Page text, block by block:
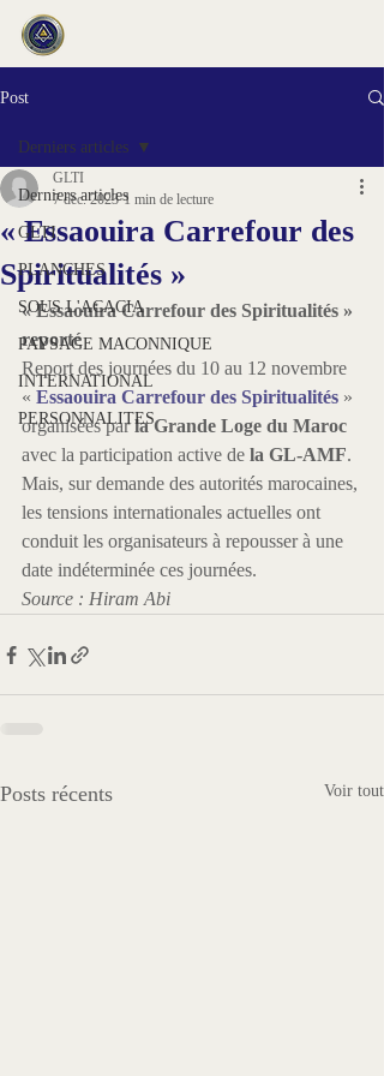
Post
Derniers articles
GLTI
PLANCHES
SOUS L'ACACIA
PAYSAGE MACONNIQUE
INTERNATIONAL
PERSONNALITES
Derniers articles
« Essaouira Carrefour des
Spiritualités »
GLTI
7 déc. 2023 1 min de lecture
« Essaouira Carrefour des Spiritualités »
reporté
Report des journées du 10 au 12 novembre
« Essaouira Carrefour des Spiritualités »
organisées par la Grande Loge du Maroc
avec la participation active de la GL-AMF.
Mais, sur demande des autorités marocaines,
les tensions internationales actuelles ont
conduit les organisateurs à repousser à une
date indéterminée ces journées.
Source : Hiram Abi
Posts récents Voir tout